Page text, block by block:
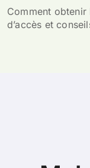
Comment
d’accès et